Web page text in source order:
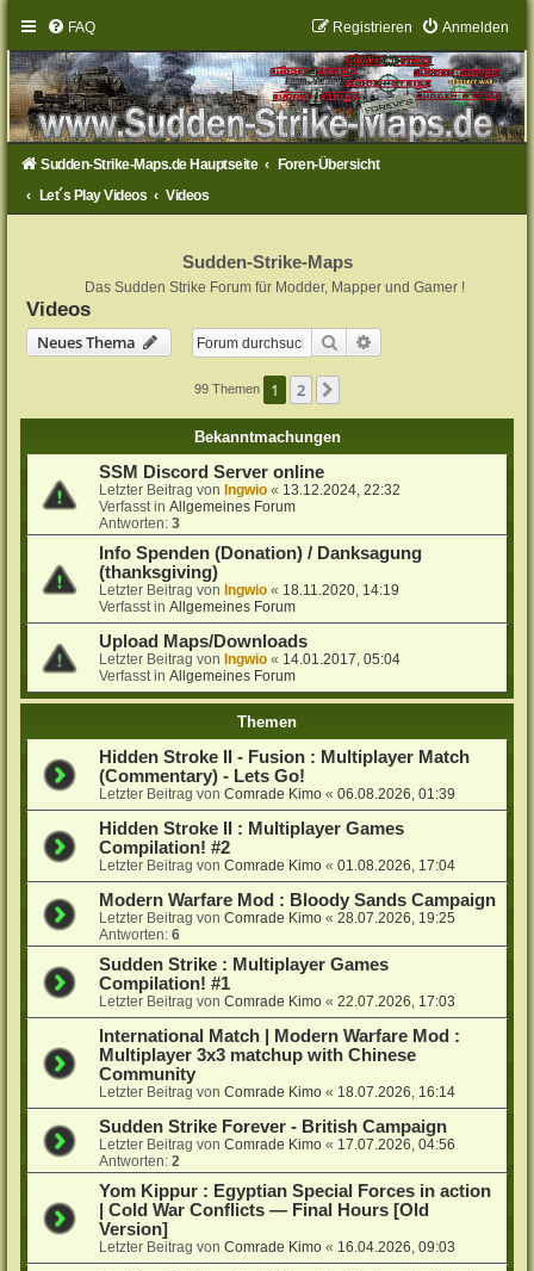
FAQ Anmelden
Registrieren
Sudden-Strike-Maps.de Hauptseite
Foren-Übersicht
Let´s Play Videos
Videos
Sudden-Strike-Maps
Das Sudden Strike Forum für Modder, Mapper und Gamer !
Videos
Neues Thema
Suche
99 Themen 1 2
Bekanntmachungen
SSM Discord Server online
Letzter Beitrag von Ingwio « 13.12.2024, 22:32
Verfasst inAllgemeines Forum
Antworten:3
Info Spenden (Donation) / Danksagung
(thanksgiving)
Letzter Beitrag von Ingwio « 18.11.2020, 14:19
Verfasst inAllgemeines Forum
Upload Maps/Downloads
Letzter Beitrag von Ingwio « 14.01.2017, 05:04
Verfasst inAllgemeines Forum
Themen
Hidden Stroke II - Fusion : Multiplayer Match
(Commentary) - Lets Go!
Letzter Beitrag vonComrade Kimo «06.08.2026, 01:39
Hidden Stroke II : Multiplayer Games
Compilation! #2
Letzter Beitrag vonComrade Kimo «01.08.2026, 17:04
Modern Warfare Mod : Bloody Sands Campaign
Letzter Beitrag vonComrade Kimo «28.07.2026, 19:25
Antworten:6
Sudden Strike : Multiplayer Games
Compilation! #1
Letzter Beitrag vonComrade Kimo «22.07.2026, 17:03
International Match | Modern Warfare Mod :
Multiplayer 3x3 matchup with Chinese
Community
Letzter Beitrag vonComrade Kimo « 18.07.2026, 16:14
Sudden Strike Forever - British Campaign
Letzter Beitrag vonComrade Kimo « 17.07.2026, 04:56
Antworten:2
Yom Kippur : Egyptian Special Forces in action
| Cold War Conflicts — Final Hours [Old
Version]
Letzter Beitrag vonComrade Kimo « 16.04.2026, 09:03